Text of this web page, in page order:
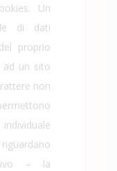
Un
di dati
proprio
ad un sito
non
– la